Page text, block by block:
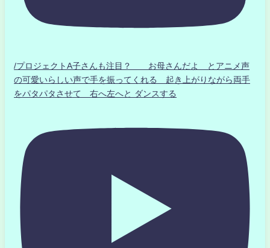
/プロジェクトA子さんも注目？ お母さんだよ とアニメ声
の可愛いらしい声で手を振ってくれる 起き上がりながら両手
をパタパタさせて 右へ左へと ダンスする